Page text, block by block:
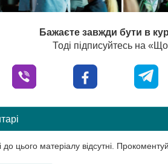
Бажаєте завжди бути в
Тоді підписуйтесь на
до цього матеріалу відсутні.